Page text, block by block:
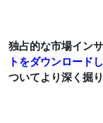
独占的な市場イン
トをダウンロード
ついてより深く掘